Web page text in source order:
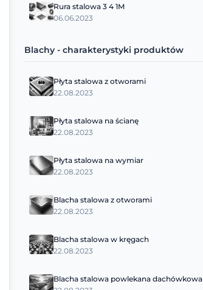
Rura stalowa 3 4 1M
06.06.2023
Blachy - charakterystyki produktów
Płyta stalowa z otworami
22.08.2023
Płyta stalowa na ścianę
22.08.2023
Płyta stalowa na wymiar
22.08.2023
Blacha stalowa z otworami
22.08.2023
Blacha stalowa w kręgach
22.08.2023
Blacha stalowa powlekana dachówkowa